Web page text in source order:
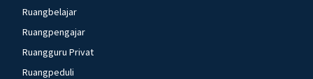
Ruangbelajar
Ruangpengajar
Ruangguru Privat
Ruangpeduli